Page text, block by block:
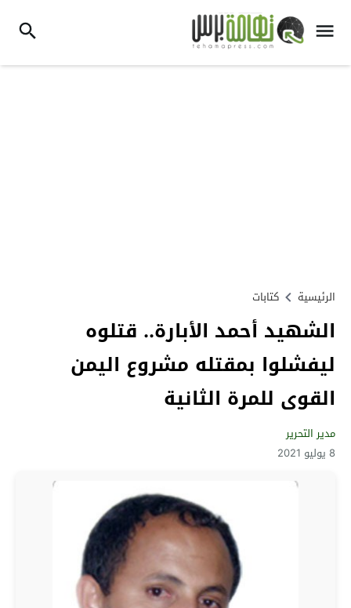
الرئيسية كتابات
الشهيد أحمد الأبارة.. قتلوه
ليفشلوا بمقتله مشروع اليمن
القوى للمرة الثانية
مدير التحرير
8 يوليو 2021